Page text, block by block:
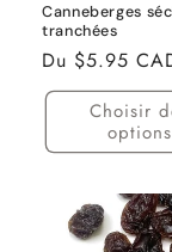
Canneberges
tranchées
Prix
habituel
Du $5.95
Choisir
options